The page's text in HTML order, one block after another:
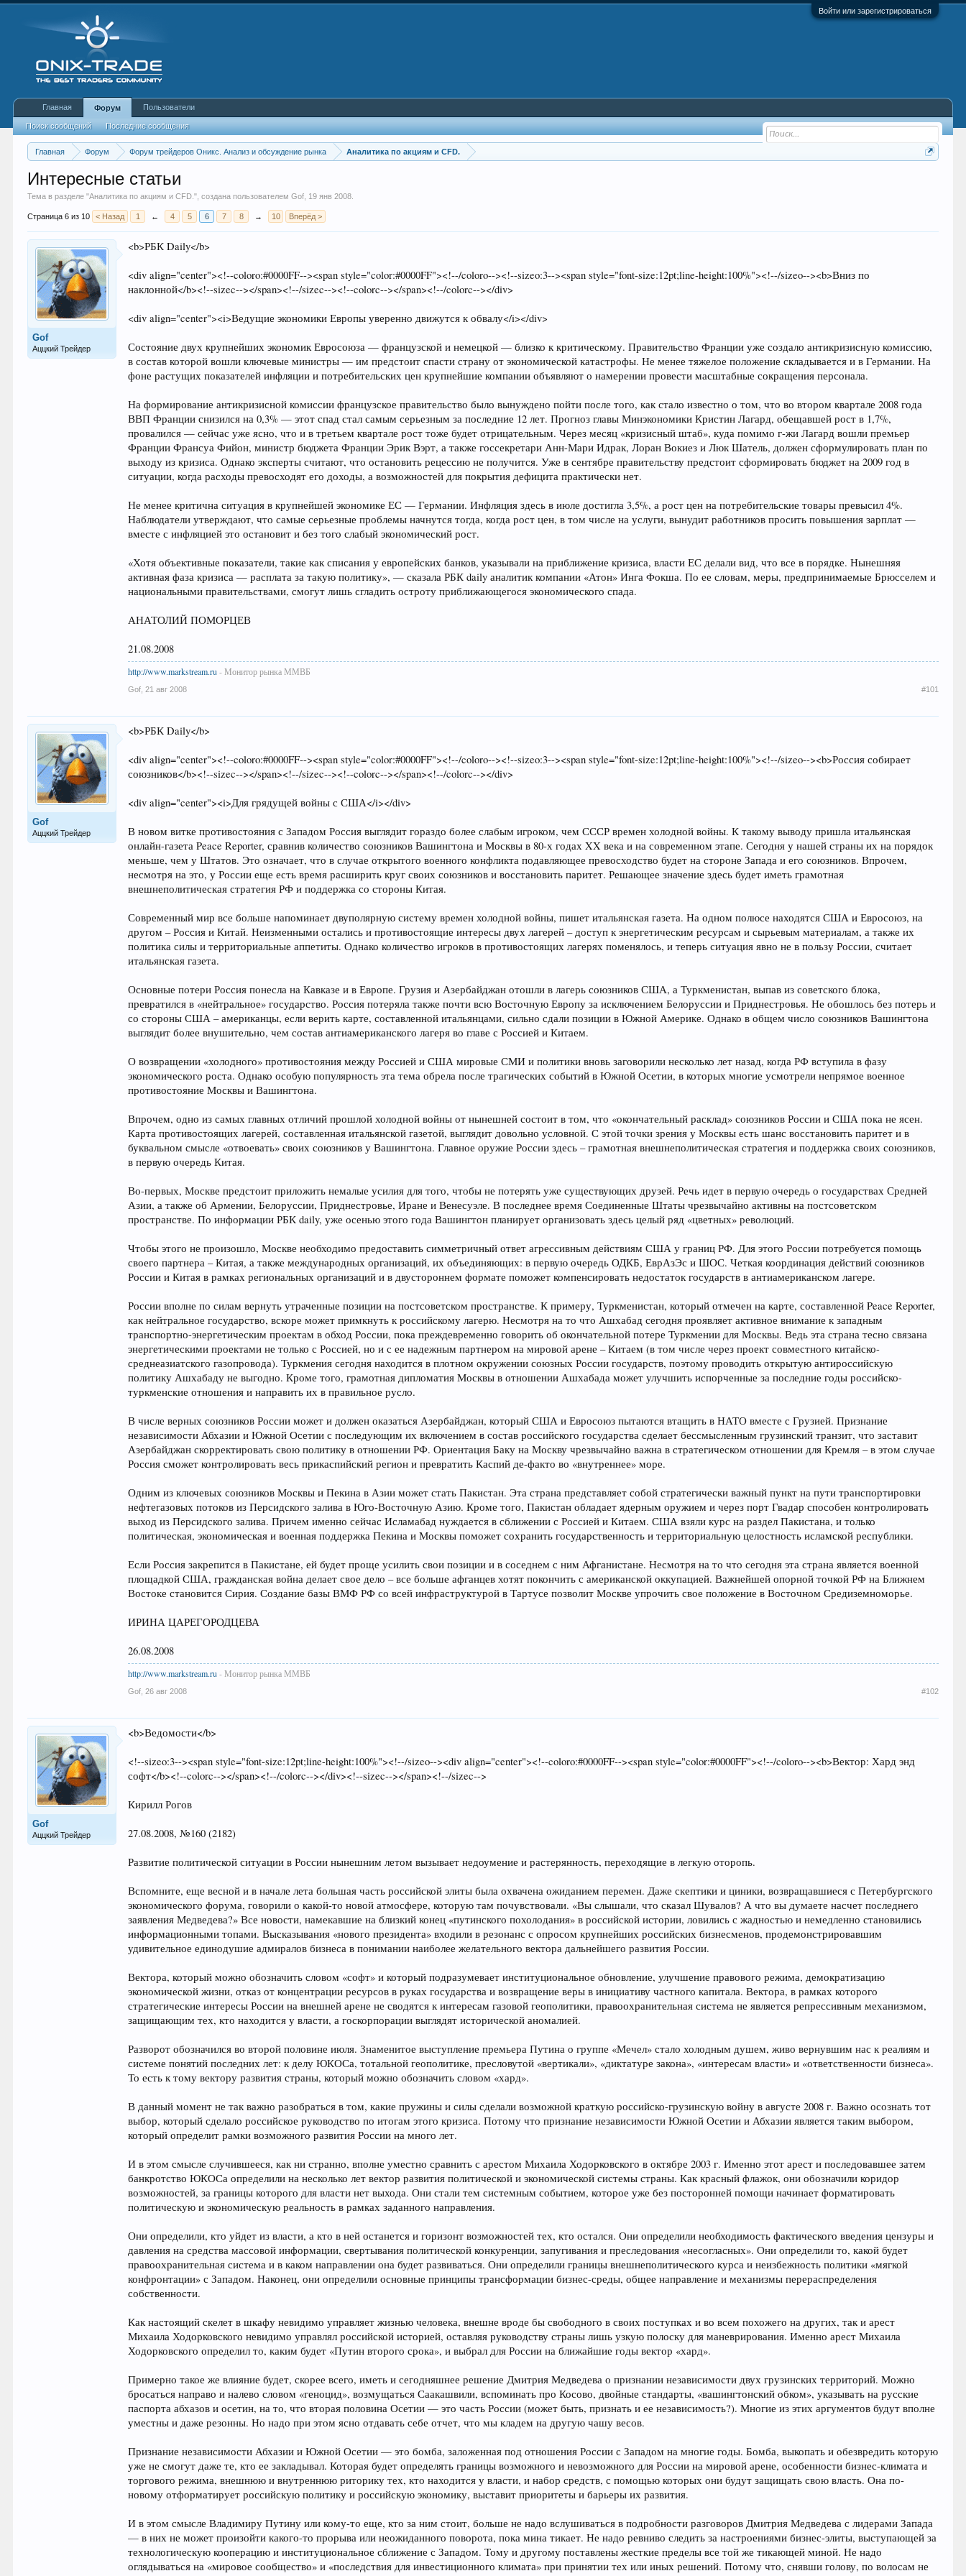
Войти или зарегистрироваться
Главная Форум Форум трейдеров Оникс. Анализ и обсуждение рынка Аналитика по акциям и CFD.
Интересные статьи
Тема в разделе "Аналитика по акциям и CFD.", создана пользователемGof 19 янв 2008
Страница 6 из 10 < Назад 1 ← 4 5 6 7 8 → 10 Вперёд >
Gof
Аццкий Трейдер
<b>РБК Daily</b>
<div align="center"><!--coloro:#0000FF--><span style="color:#0000FF"><!--/coloro--><!--sizeo:3--><span style="font-size:12pt;line-height:100%"><!--/sizeo--><b>Вниз по
наклонной</b><!--sizec--></span><!--/sizec--><!--colorc--></span><!--/colorc--></div>
<div align="center"><i>Ведущие экономики Европы уверенно движутся к обвалу</i></div>
Состояние двух крупнейших экономик Евро­союза — французской и немецкой — близко к критическому. Правительство Франции уже создало антикризисную комиссию,
в состав которой вошли ключевые министры — им предстоит спасти страну от экономической катастрофы. Не менее тяжелое положение складывается и в Германии. На
фоне растущих показателей инфляции и потребительских цен крупнейшие компании объявляют о намерении провести масштабные сокращения персонала.
На формирование антикризисной комиссии французское правительство было вынуждено пойти после того, как стало известно о том, что во втором квартале 2008 года
ВВП Франции снизился на 0,3% — этот спад стал самым серьезным за последние 12 лет. Прогноз главы Минэкономики Кристин Лагард, обещавшей рост в 1,7%,
провалился — сейчас уже ясно, что и в третьем квартале рост тоже будет отрицательным. Через месяц «кризисный штаб», куда помимо г-жи Лагард вошли премьер
Франции Франсуа Фийон, министр бюджета Франции Эрик Вэрт, а также госсекретари Анн-Мари Идрак, Лоран Вокиез и Люк Шатель, должен сформулировать план по
выходу из кризиса. Однако эксперты считают, что остановить рецессию не получится. Уже в сентябре правительству предстоит сформировать бюджет на 2009 год в
ситуации, когда расходы превосходят его доходы, а возможностей для покрытия дефицита практически нет.
Не менее критична ситуация в крупнейшей экономике ЕС — Германии. Инфляция здесь в июле достигла 3,5%, а рост цен на потребительские товары превысил 4%.
Наблюдатели утверждают, что самые серьезные проблемы начнутся тогда, когда рост цен, в том числе на услуги, вынудит работников просить повышения зарплат —
вместе с инфляцией это остановит и без того слабый экономический рост.
«Хотя объективные показатели, такие как списания у европейских банков, указывали на приближение кризиса, власти ЕС делали вид, что все в порядке. Нынешняя
активная фаза кризиса — расплата за такую политику», — сказала РБК daily аналитик компании «Атон» Инга Фокша. По ее словам, меры, предпринимаемые Брюсселем и
национальными правительствами, смогут лишь сгладить остроту приближающегося экономического спада.
АНАТОЛИЙ ПОМОРЦЕВ
21.08.2008
http://www.markstream.ru - Монитор рынка ММВБ
Gof 21 авг 2008 #101
Gof
Аццкий Трейдер
<b>РБК Daily</b>
<div align="center"><!--coloro:#0000FF--><span style="color:#0000FF"><!--/coloro--><!--sizeo:3--><span style="font-size:12pt;line-height:100%"><!--/sizeo--><b>Россия собирает
союзников</b><!--sizec--></span><!--/sizec--><!--colorc--></span><!--/colorc--></div>
<div align="center"><i>Для грядущей войны с США</i></div>
В новом витке противостояния с Западом Россия выглядит гораздо более слабым игроком, чем СССР времен холодной войны. К такому выводу пришла итальянская
онлайн-газета Peace Reporter, сравнив количество союзников Вашингтона и Москвы в 80-х годах XX века и на современном этапе. Сегодня у нашей страны их на порядок
меньше, чем у Штатов. Это означает, что в случае открытого военного конфликта подавляющее превосходство будет на стороне Запада и его союзников. Впрочем,
несмотря на это, у России еще есть время расширить круг своих союзников и восстановить паритет. Решающее значение здесь будет иметь грамотная
внешнеполитическая стратегия РФ и поддержка со стороны Китая.
Современный мир все больше напоминает двуполярную систему времен холодной войны, пишет итальянская газета. На одном полюсе находятся США и Евросоюз, на
другом – Россия и Китай. Неизменными остались и противостоящие интересы двух лагерей – доступ к энергетическим ресурсам и сырьевым материалам, а также их
политика силы и территориальные аппетиты. Однако количество игроков в противостоящих лагерях поменялось, и теперь ситуация явно не в пользу России, считает
итальянская газета.
Основные потери Россия понесла на Кавказе и в Европе. Грузия и Азербайджан отошли в лагерь союзников США, а Туркменистан, выпав из советского блока,
превратился в «нейтральное» государство. Россия потеряла также почти всю Восточную Европу за исключением Белоруссии и Приднестровья. Не обошлось без потерь и
со стороны США – американцы, если верить карте, составленной итальянцами, сильно сдали позиции в Южной Америке. Однако в общем число союзников Вашингтона
выглядит более внушительно, чем состав антиамериканского лагеря во главе с Россией и Китаем.
О возвращении «холодного» противостояния между Россией и США мировые СМИ и политики вновь заговорили несколько лет назад, когда РФ вступила в фазу
экономического роста. Однако особую популярность эта тема обрела после трагических событий в Южной Осетии, в которых многие усмотрели непрямое военное
противостояние Москвы и Вашингтона.
Впрочем, одно из самых главных отличий прошлой холодной войны от нынешней состоит в том, что «окончательный расклад» союзников России и США пока не ясен.
Карта противостоящих лагерей, составленная итальянской газетой, выглядит довольно условной. С этой точки зрения у Москвы есть шанс восстановить паритет и в
буквальном смысле «отвоевать» своих союзников у Вашингтона. Главное оружие России здесь – грамотная внешнеполитическая стратегия и поддержка своих союзников,
в первую очередь Китая.
Во-первых, Москве предстоит приложить немалые усилия для того, чтобы не потерять уже существующих друзей. Речь идет в первую очередь о государствах Средней
Азии, а также об Армении, Белоруссии, Приднестровье, Иране и Венесуэле. В последнее время Соединенные Штаты чрезвычайно активны на постсоветском
пространстве. По информации РБК daily, уже осенью этого года Вашингтон планирует организовать здесь целый ряд «цветных» революций.
Чтобы этого не произошло, Москве необходимо предоставить симметричный ответ агрессивным действиям США у границ РФ. Для этого России потребуется помощь
своего партнера – Китая, а также международных организаций, их объединяющих: в первую очередь ОДКБ, ЕврАзЭс и ШОС. Четкая координация действий союзников
России и Китая в рамках региональных организаций и в двустороннем формате поможет компенсировать недостаток государств в антиамериканском лагере.
России вполне по силам вернуть утраченные позиции на постсоветском пространстве. К примеру, Туркменистан, который отмечен на карте, составленной Peace Reporter,
как нейтральное государство, вскоре может примкнуть к российскому лагерю. Несмотря на то что Ашхабад сегодня проявляет активное внимание к западным
транспортно-энергетическим проектам в обход России, пока преждевременно говорить об окончательной потере Туркмении для Москвы. Ведь эта страна тесно связана
энергетическими проектами не только с Россией, но и с ее надежным партнером на мировой арене – Китаем (в том числе через проект совместного китайско-
среднеазиатского газопровода). Туркмения сегодня находится в плотном окружении союзных России государств, поэтому проводить открытую антироссийскую
политику Ашхабаду не выгодно. Кроме того, грамотная дипломатия Москвы в отношении Ашхабада может улучшить испорченные за последние годы российско-
туркменские отношения и направить их в правильное русло.
В числе верных союзников России может и должен оказаться Азербайджан, который США и Евросоюз пытаются втащить в НАТО вместе с Грузией. Признание
независимости Абхазии и Южной Осетии с последующим их включением в состав российского государства сделает бессмысленным грузинский транзит, что заставит
Азербайджан скорректировать свою политику в отношении РФ. Ориентация Баку на Москву чрезвычайно важна в стратегическом отношении для Кремля – в этом случае
Россия сможет контролировать весь прикаспийский регион и превратить Каспий де-факто во «внутреннее» море.
Одним из ключевых союзников Москвы и Пекина в Азии может стать Пакистан. Эта страна представляет собой стратегически важный пункт на пути транспортировки
нефтегазовых потоков из Персидского залива в Юго-Восточную Азию. Кроме того, Пакистан обладает ядерным оружием и через порт Гвадар способен контролировать
выход из Персидского залива. Причем именно сейчас Исламабад нуждается в сближении с Россией и Китаем. США взяли курс на раздел Пакистана, и только
политическая, экономическая и военная поддержка Пекина и Москвы поможет сохранить государственность и территориальную целостность исламской республики.
Если Россия закрепится в Пакистане, ей будет проще усилить свои позиции и в соседнем с ним Афганистане. Несмотря на то что сегодня эта страна является военной
площадкой США, гражданская война делает свое дело – все больше афганцев хотят покончить с американской оккупацией. Важнейшей опорной точкой РФ на Ближнем
Востоке становится Сирия. Создание базы ВМФ РФ со всей инфраструктурой в Тартусе позволит Москве упрочить свое положение в Восточном Средиземноморье.
ИРИНА ЦАРЕГОРОДЦЕВА
26.08.2008
http://www.markstream.ru - Монитор рынка ММВБ
Gof 26 авг 2008 #102
Gof
Аццкий Трейдер
<b>Ведомости</b>
<!--sizeo:3--><span style="font-size:12pt;line-height:100%"><!--/sizeo--><div align="center"><!--coloro:#0000FF--><span style="color:#0000FF"><!--/coloro--><b>Вектор: Хард энд
софт</b><!--colorc--></span><!--/colorc--></div><!--sizec--></span><!--/sizec-->
Кирилл Рогов
27.08.2008, №160 (2182)
Развитие политической ситуации в России нынешним летом вызывает недоумение и растерянность, переходящие в легкую оторопь.
Вспомните, еще весной и в начале лета большая часть российской элиты была охвачена ожиданием перемен. Даже скептики и циники, возвращавшиеся с Петербургского
экономического форума, говорили о какой-то новой атмосфере, которую там почувствовали. «Вы слышали, что сказал Шувалов? А что вы думаете насчет последнего
заявления Медведева?» Все новости, намекавшие на близкий конец «путинского похолодания» в российской истории, ловились с жадностью и немедленно становились
информационными топами. Высказывания «нового президента» входили в резонанс с опросом крупнейших российских бизнесменов, продемонстрировавшим
удивительное единодушие адмиралов бизнеса в понимании наиболее желательного вектора дальнейшего развития России.
Вектора, который можно обозначить словом «софт» и который подразумевает институциональное обновление, улучшение правового режима, демократизацию
экономической жизни, отказ от концентрации ресурсов в руках государства и возвращение веры в инициативу частного капитала. Вектора, в рамках которого
стратегические интересы России на внешней арене не сводятся к интересам газовой геополитики, правоохранительная система не является репрессивным механизмом,
защищающим тех, кто находится у власти, а госкорпорации выглядят исторической аномалией.
Разворот обозначился во второй половине июля. Знаменитое выступление премьера Путина о группе «Мечел» стало холодным душем, живо вернувшим нас к реалиям и
системе понятий последних лет: к делу ЮКОСа, тотальной геополитике, пресловутой «вертикали», «диктатуре закона», «интересам власти» и «ответственности бизнеса».
То есть к тому вектору развития страны, который можно обозначить словом «хард».
В данный момент не так важно разобраться в том, какие пружины и силы сделали возможной краткую российско-грузинскую войну в августе 2008 г. Важно осознать тот
выбор, который сделало российское руководство по итогам этого кризиса. Потому что признание независимости Южной Осетии и Абхазии является таким выбором,
который определит рамки возможного развития России на много лет.
И в этом смысле случившееся, как ни странно, вполне уместно сравнить с арестом Михаила Ходорковского в октябре 2003 г. Именно этот арест и последовавшее затем
банкротство ЮКОСа определили на несколько лет вектор развития политической и экономической системы страны. Как красный флажок, они обозначили коридор
возможностей, за границы которого для власти нет выхода. Они стали тем системным событием, которое уже без посторонней помощи начинает форматировать
политическую и экономическую реальность в рамках заданного направления.
Они определили, кто уйдет из власти, а кто в ней останется и горизонт возможностей тех, кто остался. Они определили необходимость фактического введения цензуры и
давления на средства массовой информации, свертывания политической конкуренции, запугивания и преследования «несогласных». Они определили то, какой будет
правоохранительная система и в каком направлении она будет развиваться. Они определили границы внешнеполитического курса и неизбежность политики «мягкой
конфронтации» с Западом. Наконец, они определили основные принципы трансформации бизнес-среды, общее направление и механизмы перераспределения
собственности.
Как настоящий скелет в шкафу невидимо управляет жизнью человека, внешне вроде бы свободного в своих поступках и во всем похожего на других, так и арест
Михаила Ходорковского невидимо управлял российской историей, оставляя руководству страны лишь узкую полоску для маневрирования. Именно арест Михаила
Ходорковского определил то, каким будет «Путин второго срока», и выбрал для России на ближайшие годы вектор «хард».
Примерно такое же влияние будет, скорее всего, иметь и сегодняшнее решение Дмитрия Медведева о признании независимости двух грузинских территорий. Можно
бросаться направо и налево словом «геноцид», возмущаться Саакашвили, вспоминать про Косово, двойные стандарты, «вашингтонский обком», указывать на русские
паспорта абхазов и осетин, на то, что вторая половина Осетии — это часть России (может быть, признать и ее независимость?). Многие из этих аргументов будут вполне
уместны и даже резонны. Но надо при этом ясно отдавать себе отчет, что мы кладем на другую чашу весов.
Признание независимости Абхазии и Южной Осетии — это бомба, заложенная под отношения России с Западом на многие годы. Бомба, выкопать и обезвредить которую
уже не смогут даже те, кто ее закладывал. Которая будет определять границы возможного и невозможного для России на мировой арене, особенности бизнес-климата и
торгового режима, внешнюю и внутреннюю риторику тех, кто находится у власти, и набор средств, с помощью которых они будут защищать свою власть. Она по-
новому отформатирует российскую политику и российскую экономику, выставит приоритеты и барьеры их развития.
И в этом смысле Владимиру Путину или кому-то еще, кто за ним стоит, больше не надо вслушиваться в подробности разговоров Дмитрия Медведева с лидерами Запада
— в них не может произойти какого-то прорыва или неожиданного поворота, пока мина тикает. Не надо ревниво следить за настроениями бизнес-элиты, выступающей за
технологическую кооперацию и институциональное сближение с Западом. Тому и другому поставлены жесткие пределы все той же тикающей миной. Не надо
оглядываться на «мировое сообщество» и «последствия для инвестиционного климата» при принятии тех или иных решений. Потому что, снявши голову, по волосам не
Главная Форум
Поиск сообщений Последние сообщения
Пользователи